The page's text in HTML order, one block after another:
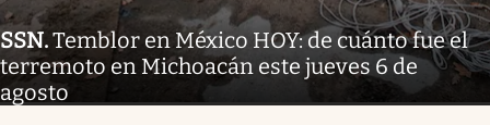
SSN.Temblor en México HOY: de cuánto fue el
terremoto en Michoacán este jueves 6 de
agosto